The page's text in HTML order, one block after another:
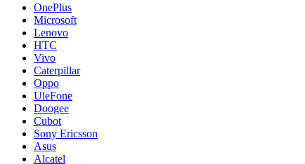
OnePlus
Microsoft
Lenovo
HTC
Vivo
Caterpillar
Oppo
UleFone
Doogee
Cubot
Sony Ericsson
Asus
Alcatel